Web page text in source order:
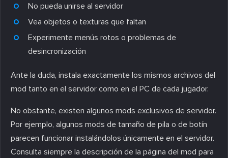
No pueda unirse al servidor
Vea objetos o texturas que faltan
Experimente menús rotos o problemas de
desincronización
Ante la duda, instala exactamente los mismos archivos del
mod tanto en el servidor como en el PC de cada jugador.
No obstante, existen algunos mods exclusivos de servidor.
Por ejemplo, algunos mods de tamaño de pila o de botín
parecen funcionar instalándolos únicamente en el servidor.
Consulta siempre la descripción de la página del mod para